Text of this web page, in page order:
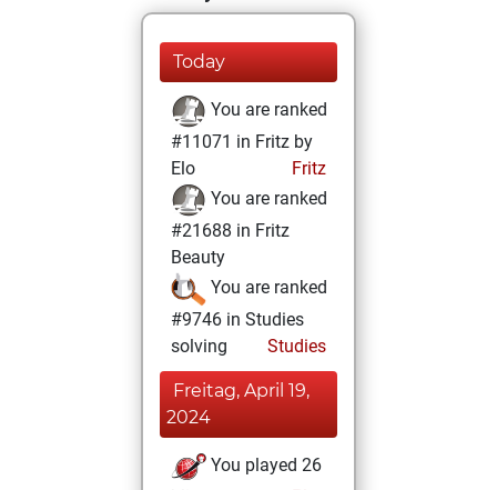
Today
You are ranked
#11071 in Fritz by
Elo
Fritz
You are ranked
#21688 in Fritz
Beauty
You are ranked
#9746 in Studies
solving
Studies
Freitag, April 19,
2024
You played 26